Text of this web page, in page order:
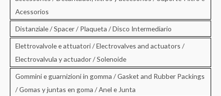
Acessorios
Distanziale / Spacer / Plaqueta / Disco Intermediario
Elettrovalvole e attuatori / Electrovalves and actuators /
Electrovalvula y actuador / Solenoide
Gommini e guarnizioni in gomma / Gasket and Rubber Packings
/ Gomas y juntas en goma / Anel e Junta